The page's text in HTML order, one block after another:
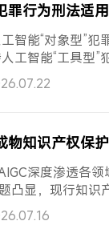
罪行为刑法适
智能“对象型”犯
工智能“工具型”
三、涉人工智...
深度渗透各领
凸显，现行知识
获取标准、权利归